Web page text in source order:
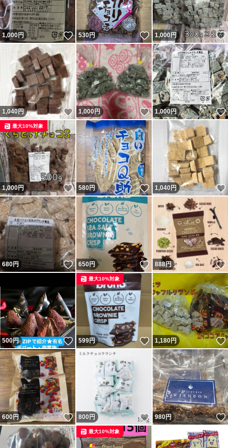
1,000円 いいね！
530円 いいね！
1,000円
1,040円 いいね！
1,000円 いいね！
1,000円
1,000円 いいね！
最大10%対象
580円 いいね！
1,040 円
680円 いいね！
650円 いいね！
888円
500円 いいね！
599円 いいね！
最大10%対象
1,180円
600円 いいね！
800 円 いいね！
980円
最大10%対象